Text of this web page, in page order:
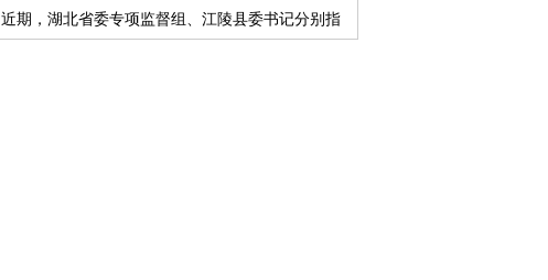
近期，湖北省委专项监督组、江陵县委书记分别指